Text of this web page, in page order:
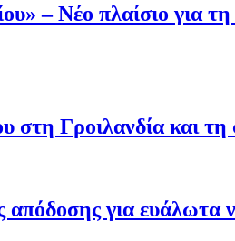
– Νέο πλαίσιο για τη
Γροιλανδία και τη
για ευάλωτα